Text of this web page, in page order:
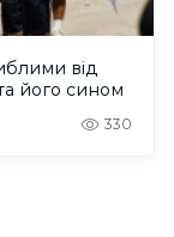
від
його сином
330